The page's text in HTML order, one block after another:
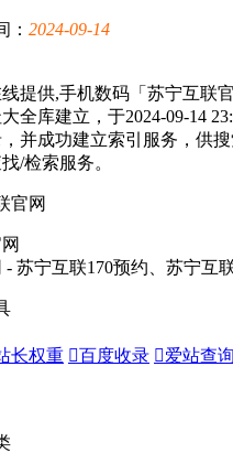
： 2024-09-14
线提供,手机数码「苏宁互联
全库建立，于2024-09-14
并成功建立索引服务，供
/检索服务。
官网
- 苏宁互联170预约、苏宁互
长权重 百度收录 爱站查询